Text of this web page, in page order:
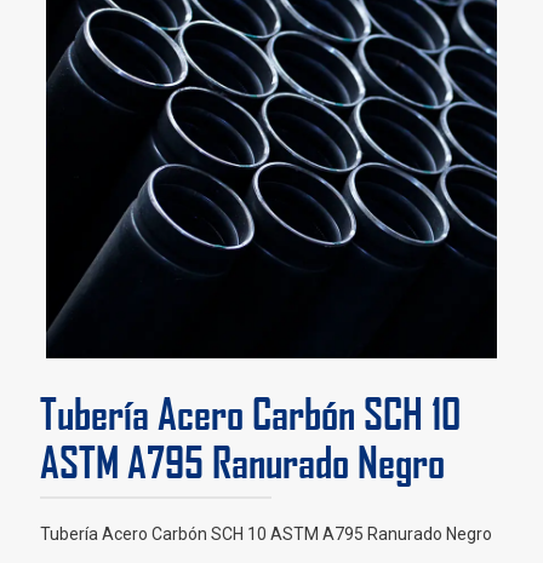
Tubería Acero Carbón SCH 10
ASTM A795 Ranurado Negro
Tubería Acero Carbón SCH 10 ASTM A795 Ranurado Negro